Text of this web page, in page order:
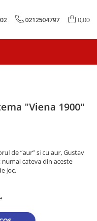
0212504797 0,00
"Viena 1900"
de “aur” si cu aur, Gustav
cateva din aceste
joc.